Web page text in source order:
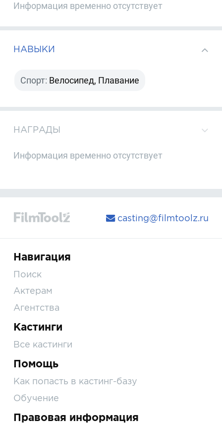
Информация временно отсутствует
НАВЫКИ
Спорт: Велосипед, Плавание
НАГРАДЫ
Информация временно отсутствует
casting@filmtoolz.ru
Навигация
Поиск
Актерам
Агентства
Кастинги
Все кастинги
Помощь
Как попасть в кастинг-базу
Обучение
Правовая информация